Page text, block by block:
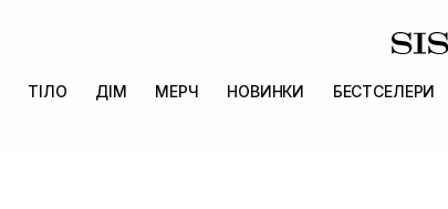
ТІЛО ДІМ МЕРЧ НОВИНКИ БЕСТСЕЛЕРИ